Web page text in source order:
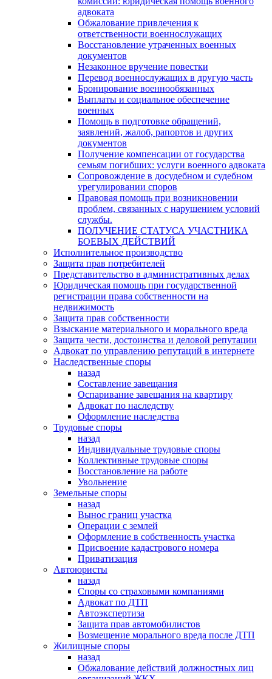
адвоката
Обжалование привлечения к
ответственности военнослужащих
Восстановление утраченных военных
документов
Незаконное вручение повестки
Перевод военнослужащих в другую часть
Бронирование военнообязанных
Выплаты и социальное обеспечение
военных
Помощь в подготовке обращений,
заявлений, жалоб, рапортов и других
документов
Получение компенсации от государства
семьям погибших: услуги военного адвоката
Сопровождение в досудебном и судебном
урегулировании споров
Правовая помощь при возникновении
проблем, связанных с нарушением условий
службы.
ПОЛУЧЕНИЕ СТАТУСА УЧАСТНИКА
БОЕВЫХ ДЕЙСТВИЙ
Исполнительное производство
Защита прав потребителей
Представительство в административных делах
Юридическая помощь при государственной
регистрации права собственности на
недвижимость
Защита прав собственности
Взыскание материального и морального вреда
Защита чести, достоинства и деловой репутации
Адвокат по управлению репутаций в интернете
Наследственные споры
назад
Составление завещания
Оспаривание завещания на квартиру
Адвокат по наследству
Оформление наследства
Трудовые споры
назад
Индивидуальные трудовые споры
Коллективные трудовые споры
Восстановление на работе
Увольнение
Земельные споры
назад
Вынос границ участка
Операции с землей
Оформление в собственность участка
Присвоение кадастрового номера
Приватизация
Автоюристы
назад
Споры со страховыми компаниями
Адвокат по ДТП
Автоэкспертиза
Защита прав автомобилистов
Возмещение морального вреда после ДТП
Жилищные споры
назад
Обжалование действий должностных лиц